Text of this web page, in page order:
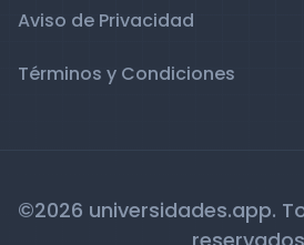
Aviso de Privacidad
Términos y Condiciones
©2026 universidades.app.